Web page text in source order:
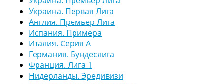
Украина. Первая Лига
Англия. Премьер Лига
Испания. Примера
Италия. Серия А
Германия. Бундеслига
Франция. Лига 1
Нидерланды. Эредивизи